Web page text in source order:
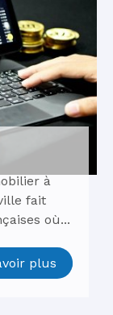
à
fait
où...
plus